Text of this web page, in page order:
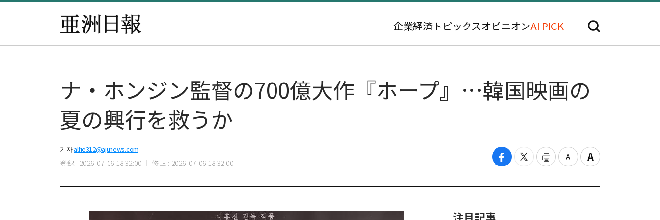
企業経済 トピックスオピニオンAI PICK
ナ・ホンジン監督の700億大作『ホープ』…韓国映画の
夏の興行を救うか
기자alfie312@ajunews.com
登録 : 2026-07-06 18:32:00 修正 : 2026-07-06 18:32:00
注目記事